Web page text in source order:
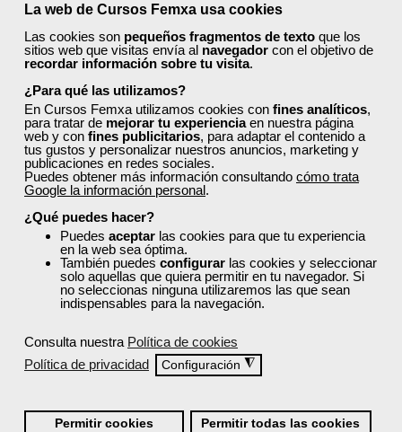
La web de Cursos Femxa usa cookies
Las cookies son pequeños fragmentos de texto que los
sitios web que visitas envía al navegador con el objetivo de
recordar información sobre tu visita.
¿Para qué las utilizamos?
En Cursos Femxa utilizamos cookies con fines analíticos,
para tratar de mejorar tu experienciaen nuestra página
web y con fines publicitarios, para adaptar el contenido a
tus gustos y personalizar nuestros anuncios, marketing y
publicaciones en redes sociales.
Puedes obtener más información consultando cómo trata
Google la información personal.
¿Qué puedes hacer?
Puedes aceptar las cookies para que tu experiencia
en la web sea óptima.
También puedes configurar las cookies y seleccionar
solo aquellas que quiera permitir en tu navegador. Si
no seleccionas ninguna utilizaremos las que sean
indispensables para la navegación.
Consulta nuestra Política de cookies
Política de privacidad
Configuración ◮
Permitir cookies Permitir todas las cookies
transporte, y prevención de riesgos laborales y
medioambiente.
Descubre cursos tan útiles como:
Gestión de residuos peligrosos
Farmacología básica
Marketing, distribución comercial y fuerza de
ventas
6 SIGMA. Herramientas de seguridad, eficiencia y
productividad
Asesoría fiscal
Todos ellos cuentan con acreditación oficial.
¿Cómo solicitar plaza en un
curso de Femxa en Santa Cruz
de Tenerife?
Sigue los siguientes pasos:
importante para comprobar que cumples todos los